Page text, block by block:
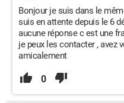
Bonjour je suis dans le
suis en attente depuis le 6
aucune réponse c est une
je peux les contacter , avez
amicalement
0